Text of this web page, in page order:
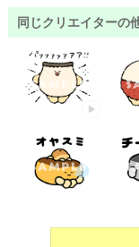
同じクリエイターの